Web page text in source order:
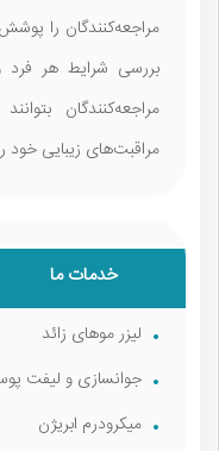
مراجعه‌کنندگان را
بررسی شرایط هر فرد
مراجعه‌کنندگان
مراقبت‌های زیبایی خود
خدمات ما
لیزر موهای زائد
جوانسازی و لیفت
میکرودرم ابریژن